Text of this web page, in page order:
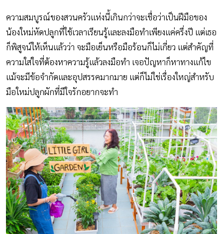
ความสมบูรณ์ของสวนครัวแห่งนี้เกินกว่าจะเชื่อว่าเป็นฝีมือของ
น้องใหม่หัดปลูกที่ใช้เวลาเรียนรู้และลงมือทำเพียงแค่ครึ่งปี แต่เธอ
ก็พิสูจน์ให้เห็นแล้วว่า จะมือเย็นหรือมือร้อนก็ไม่เกี่ยว แต่สำคัญที่
ความใส่ใจที่ต้องหาความรู้แล้วลงมือทำ เจอปัญหาก็หาทางแก้ไข
แม้จะมีข้อจำกัดและอุปสรรคมากมาย แต่ก็ไม่ใช่เรื่องใหญ่สำหรับ
มือใหม่ปลูกผักที่มีใจรักอยากจะทำ